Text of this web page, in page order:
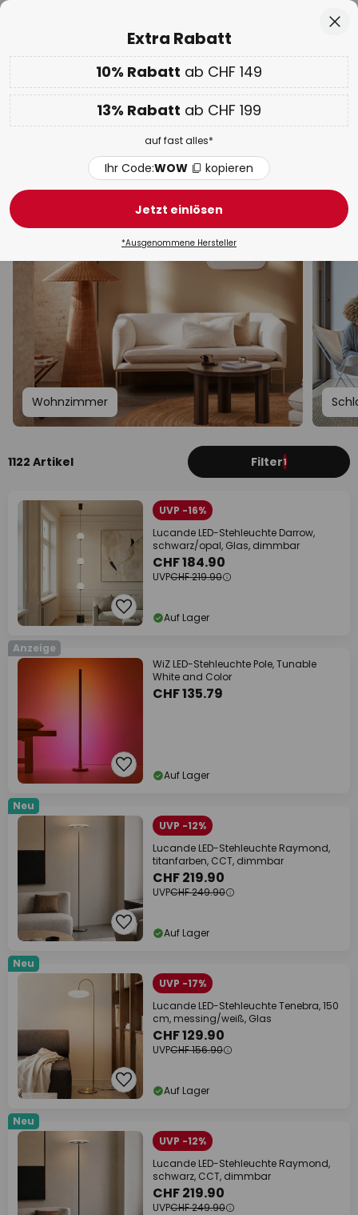
10% ab CHF 149 & 13% ab CHF 199 extraauf fast alles
Code:WOW kopieren
WOW Week:Bis zu -70%
Dimmbare Stehleuchten
Bogenlampen Deckenfluter Holz-Stehleuchten
Wohnzimmer
1122 Artikel Filter1
UVP -16%
Lucande LED-Stehleuchte Darrow,
schwarz/opal, Glas, dimmbar
CHF 184.90
UVPCHF 219.90
Auf Lager
Anzeige
WiZ LED-Stehleuchte Pole, Tunable
White and Color
CHF 135.79
Auf Lager
Neu
UVP -12%
Lucande LED-Stehleuchte Raymond,
titanfarben, CCT, dimmbar
CHF 219.90
UVPCHF 249.90
Auf Lager
Neu
UVP -17%
Lucande LED-Stehleuchte Tenebra, 150
cm, messing/weiß, Glas
CHF 129.90
UVPCHF 156.90
Auf Lager
Neu
UVP -12%
Lucande LED-Stehleuchte Raymond,
schwarz, CCT, dimmbar
CHF 219.90
UVPCHF 249.90
Extra Rabatt
10% Rabatt ab CHF 149
13% Rabatt ab CHF 199
auf fast alles*
Ihr Code:WOW kopieren
Jetzt einlösen
*Ausgenommene Hersteller